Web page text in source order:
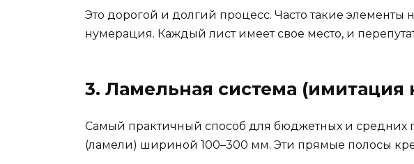
Это дорогой и долгий процесс. Часто такие
нумерация. Каждый лист имеет свое место, и
3. Ламельная система (имитация
Самый практичный способ для бюджетных и средних
(ламели) шириной 100–300 мм. Эти прямые полосы